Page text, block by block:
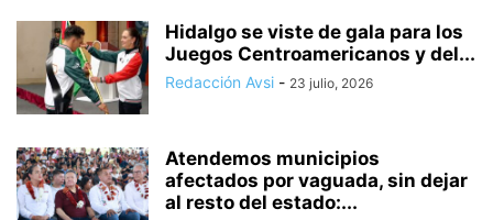
Hidalgo se viste de gala para los
Juegos Centroamericanos y del...
Redacción Avsi - 23 julio, 2026
Atendemos municipios
afectados por vaguada, sin dejar
al resto del estado:...